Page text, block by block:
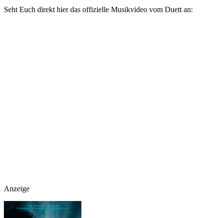
Seht Euch direkt hier das offizielle Musikvideo vom Duett an:
Anzeige